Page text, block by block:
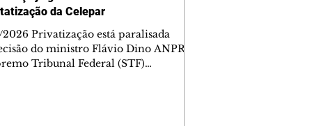
da Celepar
Privatização está paralisada
do ministro Flávio Dino ANPR
Tribunal Federal (STF)